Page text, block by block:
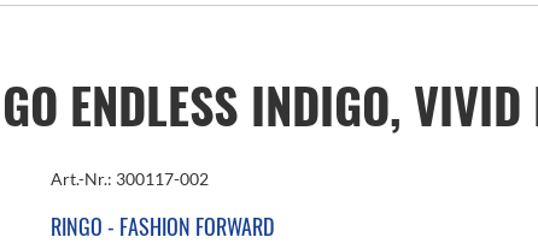
ENDLESS INDIGO, VIVID
Art.-Nr.: 300117-002
RINGO - FASHION FORWARD